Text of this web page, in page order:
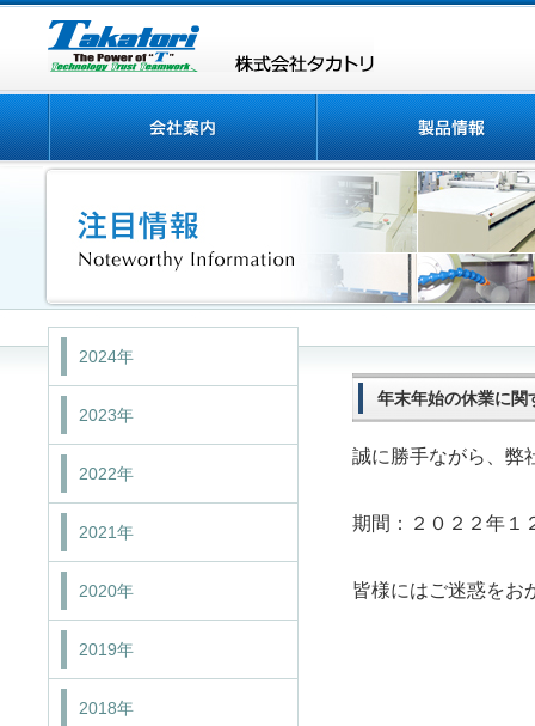
年末年始の休業に関
誠に勝手ながら、弊
期間：２０２２年１
皆様にはご迷惑をお
2024年
2023年
2022年
2021年
2020年
2019年
2018年